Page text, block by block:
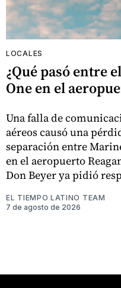
LOCALES
¿Qué pasó entre
One en el
Una falla de
aéreos causó una
separación entre
en el aeropuerto
Don Beyer ya pidió
EL TIEMPO LATINO TEAM
7 de agosto de 2026